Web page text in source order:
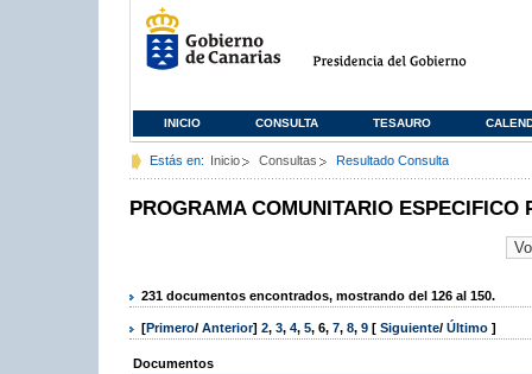
INICIO CONSULTA TESAURO
Estás en: Inicio Consultas Resultado Consulta
PROGRAMA COMUNITARIO ESPECIFICO
231 documentos encontrados, mostrando del 126 al 150.
[Primero/ Anterior] 2, 3, 4, 5, 6, 7, 8, 9 [ Siguiente/ Último ]
Documentos